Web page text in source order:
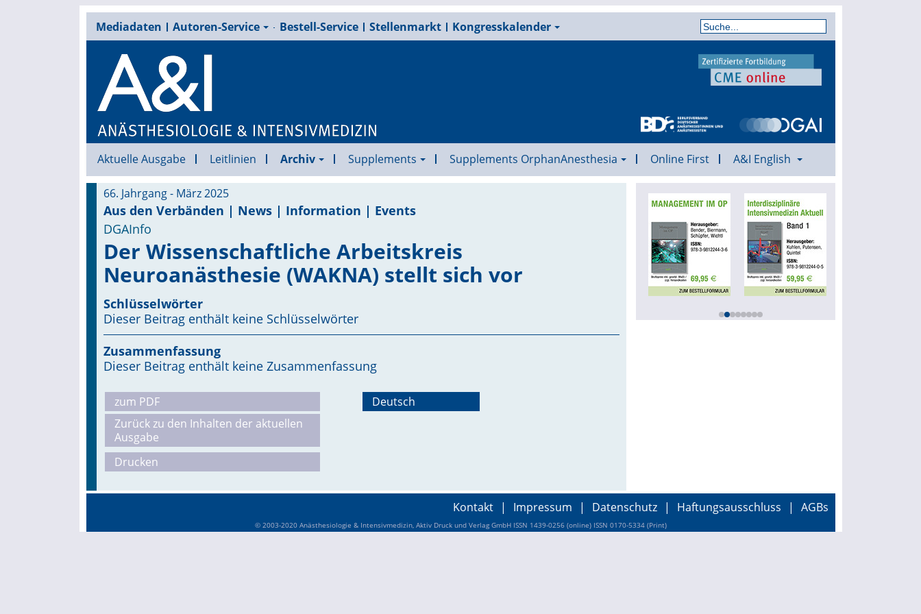
Mediadaten Autoren-Service Bestell-Service Stellenmarkt Kongresskalender
Aktuelle Ausgabe Leitlinien Archiv Supplements Supplements OrphanAnesthesia Online First A&I English
66. Jahrgang - März 2025
Aus den Verbänden | News | Information | Events
DGAInfo
Der Wissenschaftliche Arbeitskreis
Neuroanästhesie (WAKNA) stellt sich vor
Schlüsselwörter
Dieser Beitrag enthält keine Schlüsselwörter
Zusammenfassung
Dieser Beitrag enthält keine Zusammenfassung
zum PDF
Zurück zu den Inhalten der aktuellen
Ausgabe
Drucken
Deutsch
Kontakt | Impressum | Datenschutz | Haftungsausschluss | AGBs
© 2003-2020 Anästhesiologie & Intensivmedizin, Aktiv Druck und Verlag GmbH ISSN 1439-0256 (online) ISSN 0170-5334 (Print)